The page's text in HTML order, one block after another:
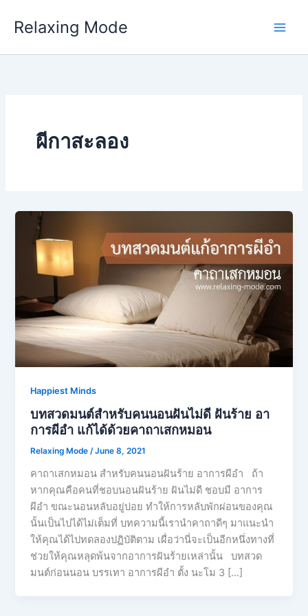
Relaxing Mode
ผีกาสะลอง
Happiest Minds
บทสวดมนต์สำหรับคนนอนฝันไม่ดี ฝันร้าย อา
การผีอํา แก้ได้ด้วยคาถาเสกหมอน
Relaxing Mode/June 8, 2021
คาถาเสกหมอน สำหรับคนนอนฝันร้าย อาการผีอํา ถ้า
หากคุณคือคนที่ชอบนอนฝันร้าย ฝันไม่ดี ชอบมี อาการ
ผีอํา ขณะนอนหลับอยู่บ่อย ทำให้การหลับพักผ่อนของคุณ
นั้นเป็นไปได้ไม่เต็มที่ บทความนี้เรานำคาถาดีๆ มาแนะนำ
ให้คุณได้ไปทดลองปฏิบัติตาม เผื่อว่านี่จะเป็นอีกหนึ่งทางที่
ช่วยให้คุณหลุดพ้นจากอาการฝันร้ายเหล่านั้น บทสวด
มนต์ก่อนนอน บรรเทา อาการผีอำ ตั้ง นะโม 3 […]